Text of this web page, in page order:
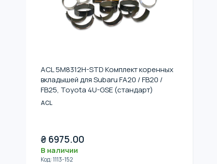
ACL 5M8312H-STD Комплект коренных
вкладышей для Subaru FA20 / FB20 /
FB25, Toyota 4U-GSE (стандарт)
ACL
₴ 6975.00
В наличии
Код:1113-152